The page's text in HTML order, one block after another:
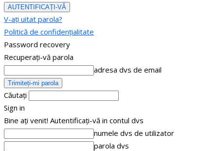
V-ați uitat parola?
Politică de confidențialitate
Password recovery
Recuperați-vă parola
adresa dvs de email
Căutați
Sign in
Bine ați venit! Autentificați-vă in contul dvs
numele dvs de utilizator
parola dvs